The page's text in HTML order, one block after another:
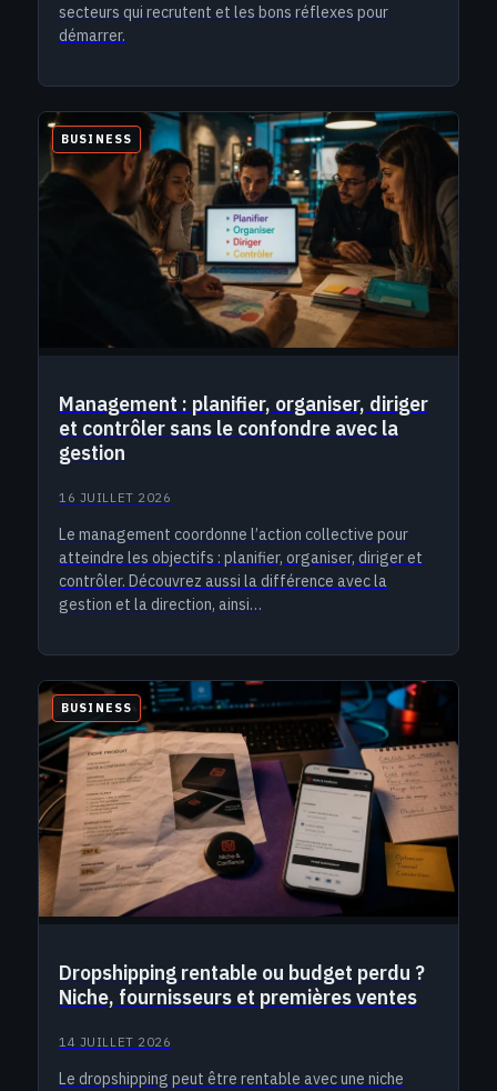
secteurs qui recrutent et les bons réflexes pour
démarrer.
BUSINESS
Management : planifier, organiser, diriger
et contrôler sans le confondre avec la
gestion
16 JUILLET 2026
Le management coordonne l’action collective pour
atteindre les objectifs : planifier, organiser, diriger et
contrôler. Découvrez aussi la différence avec la
gestion et la direction, ainsi…
BUSINESS
Dropshipping rentable ou budget perdu ?
Niche, fournisseurs et premières ventes
14 JUILLET 2026
Le dropshipping peut être rentable avec une niche